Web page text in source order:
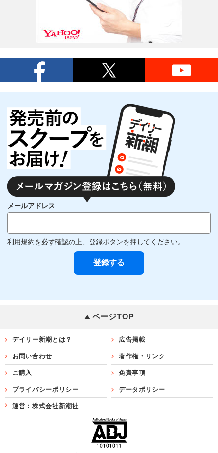
メールアドレス
利用規約を必ず確認の上、登録ボタンを押してください。
ページTOP
デイリー新潮とは？ 広告掲載
お問い合わせ 著作権・リンク
ご購入 免責事項
プライバシーポリシー データポリシー
運営：株式会社新潮社